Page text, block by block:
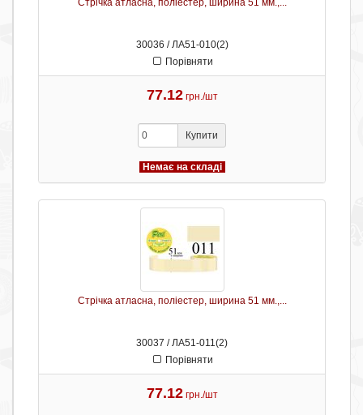
Стрічка атласна, поліестер, ширина 51 мм.,...
30036 / ЛА51-010(2)
Порівняти
77.12 грн./шт
Купити
Немає на складі
Стрічка атласна, поліестер, ширина 51 мм.,...
30037 / ЛА51-011(2)
Порівняти
77.12 грн./шт